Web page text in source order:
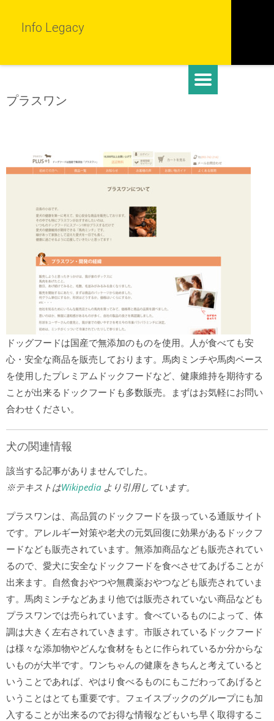
Info Legacy
プラスワン
ドッグフードは国産で無添加のものを使用。人が食べても安
心・安全な商品を販売しております。馬肉ミンチや馬肉ペース
を使用したプレミアムドックフードなど、健康維持を期待する
ことが出来るドックフードも多数販売。まずはお気軽にお問い
合わせください。
犬の関連情報
該当する記事がありませんでした。
※テキストはWikipedia より引用しています。
プラスワンは、高品質のドックフードを扱っている通販サイト
です。アレルギー対策や老犬の元気回復に効果があるドックフ
ードなども販売されています。無添加商品なども販売されてい
るので、愛犬に安全なドックフードを食べさせてあげることが
出来ます。自然食おやつや無農薬おやつなども販売されていま
す。馬肉ミンチなどあまり他では販売されていない商品なども
プラスワンでは売られています。食べているものによって、体
調は大きく左右されていきます。市販されているドックフード
は様々な添加物やどんな食材をもとに作られているか分からな
いものが大半です。ワンちゃんの健康をきちんと考えていると
いうことであれば、やはり食べるものにもこだわってあげると
いうことはとても重要です。フェイスブックのグループにも加
入することが出来るのでお得な情報などもいち早く取得するこ